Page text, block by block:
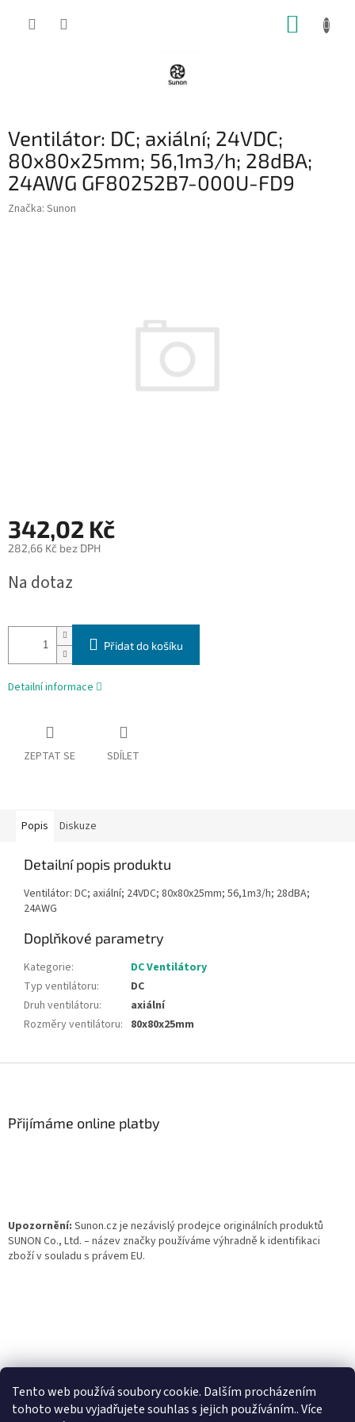
Tento web používá soubory cookie. Dalším procházením
tohoto webu vyjadřujete souhlas s jejich používáním.. Více
Ventilátor: DC; axiální; 24VDC;
80x80x25mm; 56,1m3/h; 28dBA;
24AWG GF80252B7-000U-FD9
Značka: Sunon
342,02 Kč
282,66 Kč bez DPH
cena:
Na dotaz
Přidat do košíku
Detailní informace
ZEPTAT SE SDÍLET
Popis Diskuze
Detailní popis produktu
Ventilátor: DC; axiální; 24VDC; 80x80x25mm; 56,1m3/h; 28dBA;
24AWG
Doplňkové parametry
Kategorie:
DC Ventilátory
Typ ventilátoru:
DC
Druh ventilátoru:
axiální
Rozměry ventilátoru: 80x80x25mm
Přijímáme online platby
Upozornění: Sunon.cz je nezávislý prodejce originálních produktů
SUNON Co., Ltd. – název značky používáme výhradně k identifikaci
zboží v souladu s právem EU.